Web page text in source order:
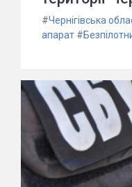
#Чернігівська
апарат #